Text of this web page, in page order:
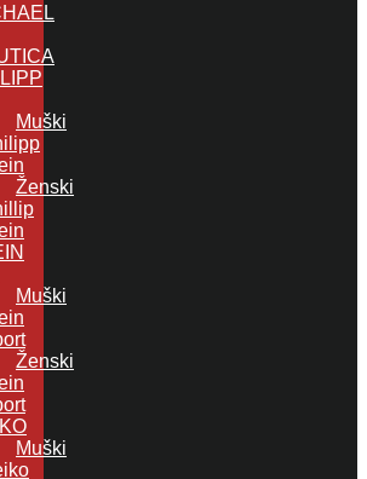
Muški
Ženski
Muški
Ženski
Muški